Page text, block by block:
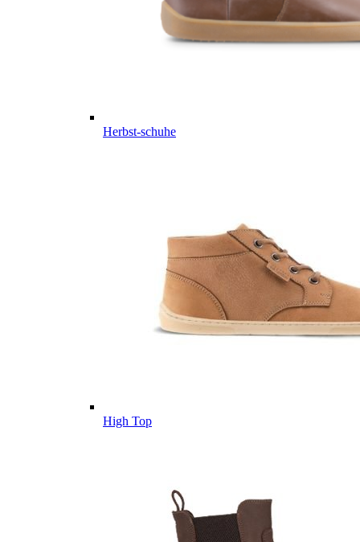
Herbst-schuhe
High Top